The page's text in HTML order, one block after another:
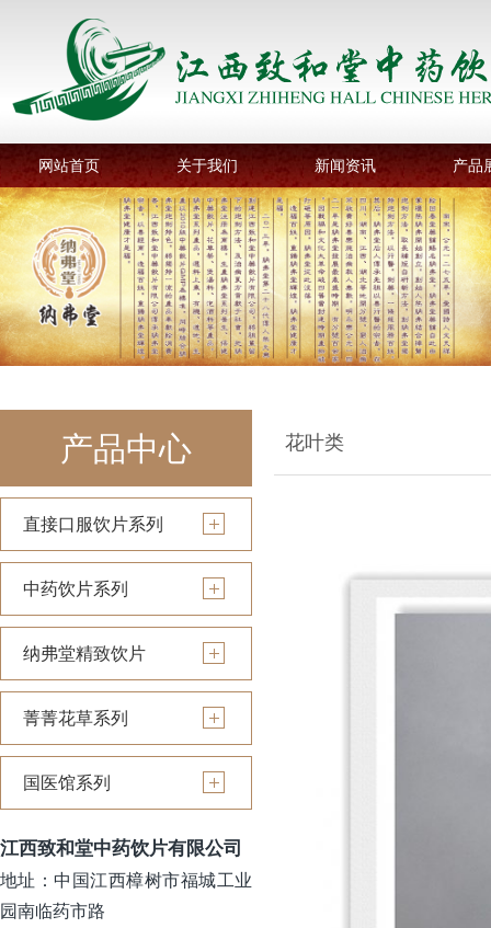
网站首页 关于我们 新闻资讯 产品
产品中心
直接口服饮片系列
中药饮片系列
纳弗堂精致饮片
菁菁花草系列
国医馆系列
江西致和堂中药饮片有限公司
地址：中国江西樟树市福城工业
园南临药市路
花叶类